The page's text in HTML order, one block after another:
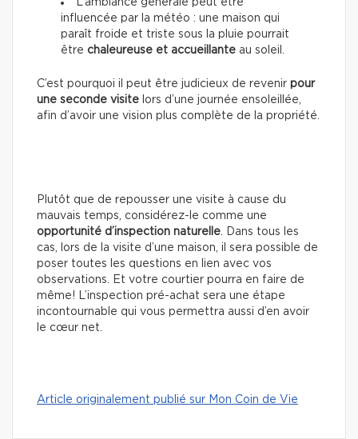
L’ambiance générale peut être
influencée par la météo : une maison qui
paraît froide et triste sous la pluie pourrait
être chaleureuse et accueillante au soleil.
C’est pourquoi il peut être judicieux de revenir pour
une seconde visite lors d’une journée ensoleillée,
afin d’avoir une vision plus complète de la propriété.
Plutôt que de repousser une visite à cause du
mauvais temps, considérez-le comme une
opportunité d’inspection naturelle. Dans tous les
cas, lors de la visite d’une maison, il sera possible de
poser toutes les questions en lien avec vos
observations. Et votre courtier pourra en faire de
même! L’inspection pré-achat sera une étape
incontournable qui vous permettra aussi d’en avoir
le cœur net.
Article originalement publié sur Mon Coin de Vie